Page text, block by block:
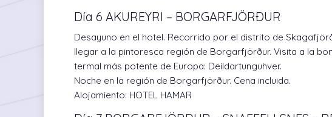
Día 6 AKUREYRI – BORGARFJÖRÐUR
Desayuno en el hotel. Recorrido por el distrito de
llegar a la pintoresca región de Borgarfjörður. Visita a la
termal más potente de Europa: Deildartunguhver.
Noche en la región de Borgarfjörður. Cena incluida.
Alojamiento: HOTEL HAMAR